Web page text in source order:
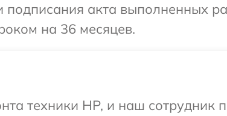
подписания акта выполненных
на 36 месяцев.
техники HP, и наш сотрудник